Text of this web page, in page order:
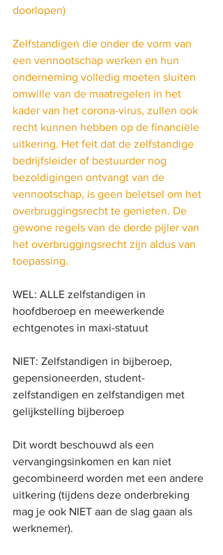
doorlopen)
Zelfstandigen die onder de vorm van
een vennootschap werken en hun
onderneming volledig moeten sluiten
omwille van de maatregelen in het
kader van het corona-virus, zullen ook
recht kunnen hebben op de financiële
uitkering. Het feit dat de zelfstandige
bedrijfsleider of bestuurder nog
bezoldigingen ontvangt van de
vennootschap, is geen beletsel om het
overbruggingsrecht te genieten. De
gewone regels van de derde pijler van
het overbruggingsrecht zijn aldus van
toepassing.
WEL: ALLE zelfstandigen in
hoofdberoep en meewerkende
echtgenotes in maxi-statuut
NIET: Zelfstandigen in bijberoep,
gepensioneerden, student-
zelfstandigen en zelfstandigen met
gelijkstelling bijberoep
Dit wordt beschouwd als een
vervangingsinkomen en kan niet
gecombineerd worden met een andere
uitkering (tijdens deze onderbreking
mag je ook NIET aan de slag gaan als
werknemer).